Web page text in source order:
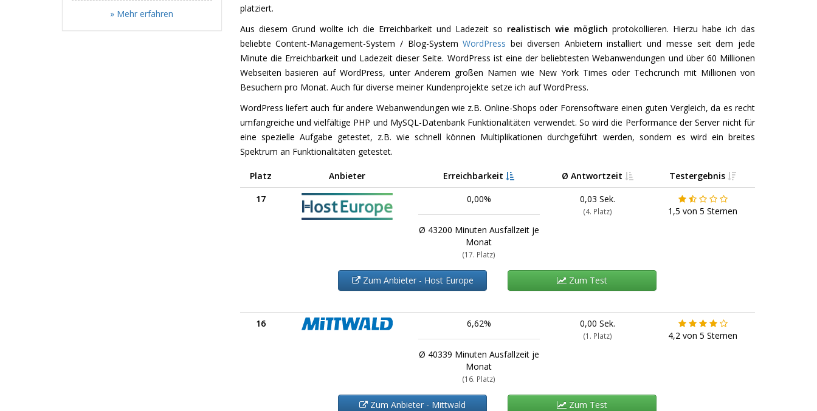
platziert.
Aus diesem Grund wollte ich die Erreichbarkeit und Ladezeit so realistisch wie möglich protokollieren. Hierzu habe ich das
beliebte Content-Management-System / Blog-SystemWordPress bei diversen Anbietern installiert und messe seit dem jede
Minute die Erreichbarkeit und Ladezeit dieser Seite. WordPress ist eine der beliebtesten Webanwendungen und über 60 Millionen
Webseiten basieren auf WordPress, unter Anderem großen Namen wie New York Times oder Techcrunch mit Millionen von
Besuchern pro Monat. Auch für diverse meiner Kundenprojekte setze ich auf WordPress.
WordPress liefert auch für andere Webanwendungen wie z.B. Online-Shops oder Forensoftware einen guten Vergleich, da es recht
umfangreiche und vielfältige PHP und MySQL-Datenbank Funktionalitäten verwendet. So wird die Performance der Server nicht für
eine spezielle Aufgabe getestet, z.B. wie schnell können Multiplikationen durchgeführt werden, sondern es wird ein breites
Spektrum an Funktionalitäten getestet.
Platz Anbieter Erreichbarkeit Ø Antwortzeit
Testergebnis
17
0,00%
Ø 43200 Minuten Ausfallzeit je
Monat
(17. Platz)
0,03 Sek.
(4. Platz) 1,5 von 5 Sternen
Zum Anbieter - Host Europe Zum Test
16 6,62%
Ø 40339 Minuten Ausfallzeit je
Monat
(16. Platz)
0,00 Sek.
(1. Platz) 4,2 von 5 Sternen
Zum Anbieter - Mittwald Zum Test
» Mehr erfahren